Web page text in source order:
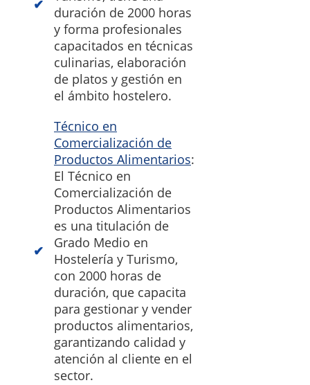
duración de 2000 horas
y forma profesionales
capacitados en técnicas
culinarias, elaboración
de platos y gestión en
el ámbito hostelero.
Técnico en
Comercialización de
Productos Alimentarios:
El Técnico en
Comercialización de
Productos Alimentarios
es una titulación de
Grado Medio en
Hostelería y Turismo,
con 2000 horas de
duración, que capacita
para gestionar y vender
productos alimentarios,
garantizando calidad y
atención al cliente en el
sector.